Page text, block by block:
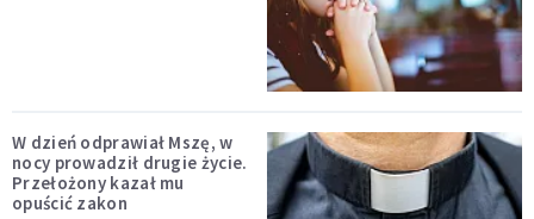
W dzień odprawiał Mszę, w
nocy prowadził drugie życie.
Przełożony kazał mu
opuścić zakon